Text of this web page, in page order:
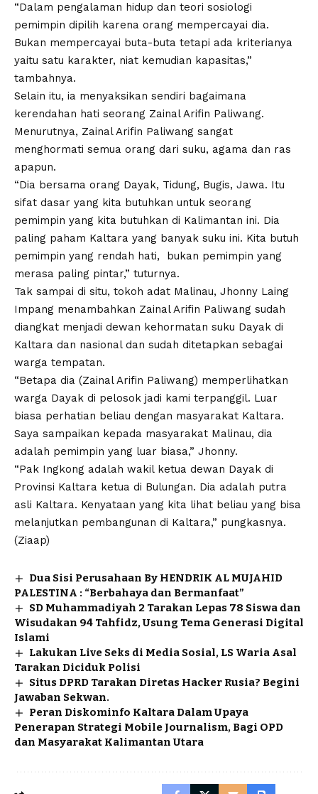
“Dalam pengalaman hidup dan teori sosiologi
pemimpin dipilih karena orang mempercayai dia.
Bukan mempercayai buta-buta tetapi ada kriterianya
yaitu satu karakter, niat kemudian kapasitas,”
tambahnya.
Selain itu, ia menyaksikan sendiri bagaimana
kerendahan hati seorang Zainal Arifin Paliwang.
Menurutnya, Zainal Arifin Paliwang sangat
menghormati semua orang dari suku, agama dan ras
apapun.
“Dia bersama orang Dayak, Tidung, Bugis, Jawa. Itu
sifat dasar yang kita butuhkan untuk seorang
pemimpin yang kita butuhkan di Kalimantan ini. Dia
paling paham Kaltara yang banyak suku ini. Kita butuh
pemimpin yang rendah hati, bukan pemimpin yang
merasa paling pintar,” tuturnya.
Tak sampai di situ, tokoh adat Malinau, Jhonny Laing
Impang menambahkan Zainal Arifin Paliwang sudah
diangkat menjadi dewan kehormatan suku Dayak di
Kaltara dan nasional dan sudah ditetapkan sebagai
warga tempatan.
“Betapa dia (Zainal Arifin Paliwang) memperlihatkan
warga Dayak di pelosok jadi kami terpanggil. Luar
biasa perhatian beliau dengan masyarakat Kaltara.
Saya sampaikan kepada masyarakat Malinau, dia
adalah pemimpin yang luar biasa,” Jhonny.
“Pak Ingkong adalah wakil ketua dewan Dayak di
Provinsi Kaltara ketua di Bulungan. Dia adalah putra
asli Kaltara. Kenyataan yang kita lihat beliau yang bisa
melanjutkan pembangunan di Kaltara,” pungkasnya.
(Ziaap)
Dua Sisi Perusahaan By HENDRIK AL MUJAHID
PALESTINA : “Berbahaya dan Bermanfaat”
SD Muhammadiyah 2 Tarakan Lepas 78 Siswa dan
Wisudakan 94 Tahfidz, Usung Tema Generasi Digital
Islami
Lakukan Live Seks di Media Sosial, LS Waria Asal
Tarakan Diciduk Polisi
Situs DPRD Tarakan Diretas Hacker Rusia? Begini
Jawaban Sekwan.
Peran Diskominfo Kaltara Dalam Upaya
Penerapan Strategi Mobile Journalism, Bagi OPD
dan Masyarakat Kalimantan Utara